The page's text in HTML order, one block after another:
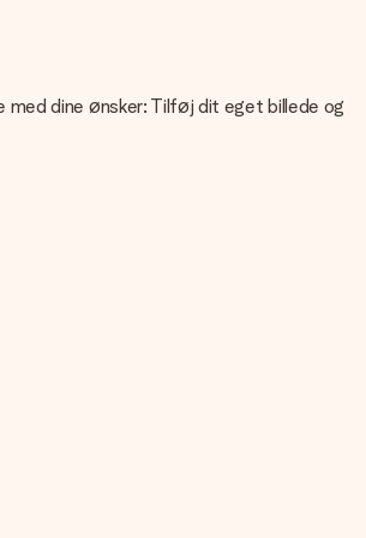
med dine ønsker: Tilføj dit eget billede og
kontakte vores kundeservice og
De er glade for at hjælpe
vil vide præcis, hvem du skal